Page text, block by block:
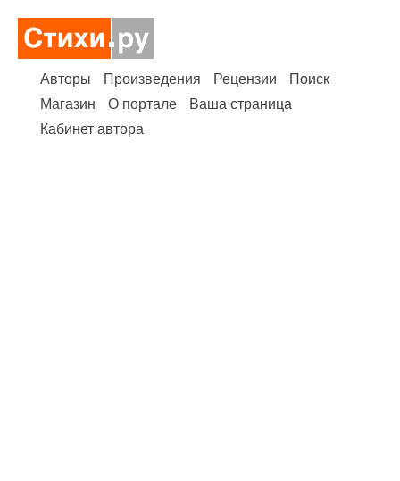
Авторы Произведения Рецензии
Поиск
Магазин
О портале
Ваша страница
Кабинет автора